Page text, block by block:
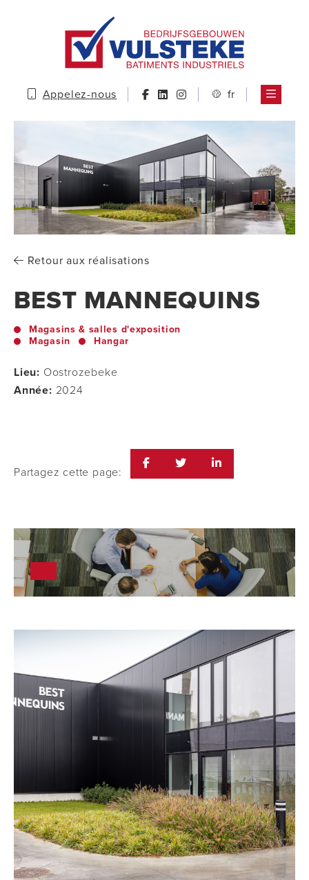
Appelez-nous fr
Retour aux réalisations
BEST MANNEQUINS
Magasins & salles d'exposition
Magasin
Hangar
Lieu: Oostrozebeke
Année: 2024
Partagez cette page: